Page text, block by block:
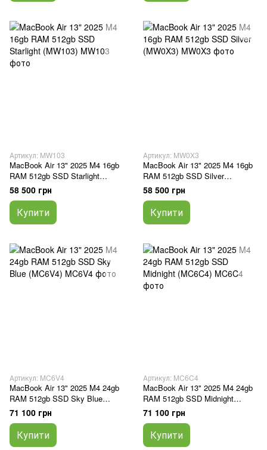
Артикул: MW103
MacBook Air 13" 2025 M4 16gb
RAM 512gb SSD Starlight
(MW103)
58 500 грн
Купити
Артикул: MW0X3
MacBook Air 13" 2025 M4 16gb
RAM 512gb SSD Silver
(MW0X3)
58 500 грн
Купити
Артикул: MC6V4
MacBook Air 13" 2025 M4 24gb
RAM 512gb SSD Sky Blue
(MC6V4)
71 100 грн
Купити
Артикул: MC6C4
MacBook Air 13" 2025 M4 24gb
RAM 512gb SSD Midnight
(MC6C4)
71 100 грн
Купити